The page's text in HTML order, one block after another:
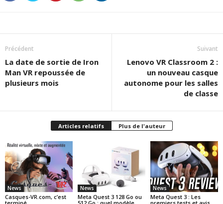
Précédent
La date de sortie de Iron
Man VR repoussée de
plusieurs mois
Suivant
Lenovo VR Classroom 2 :
un nouveau casque
autonome pour les salles
de classe
Articles relatifs Plus de l'auteur
News
Casques-VR.com, c’est
News
Meta Quest 3 128 Go ou
News
Meta Quest 3 : Les